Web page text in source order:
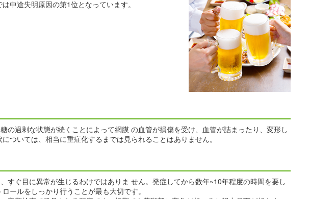
中途失明原因の第1位となっています。
の過剰な状態が続くことによって網膜 の血管が損傷を受け、血管が詰まったり、変形し
ついては、相当に重症化するまでは見られることはありません。
すぐ目に異常が生じるわけではありま せん。発症してから数年~10年程度の時間を要し
ールをしっかり行うことが最も大切です。